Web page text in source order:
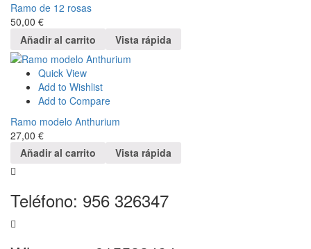
Ramo de 12 rosas
50,00 €
Añadir al carrito
Vista rápida
Quick View
Add to Wishlist
Add to Compare
Ramo modelo Anthurium
27,00 €
Añadir al carrito
Vista rápida
Teléfono: 956 326347